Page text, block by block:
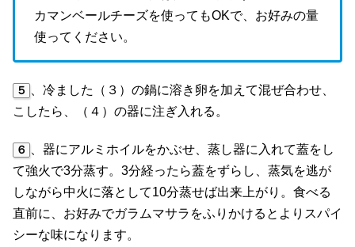
カマンベールチーズを使ってもOKで、お好みの量
使ってください。
５ 、冷ました（３）の鍋に溶き卵を加えて混ぜ合わせ、
こしたら、（４）の器に注ぎ入れる。
６ 、器にアルミホイルをかぶせ、蒸し器に入れて蓋をし
て強火で3分蒸す。3分経ったら蓋をずらし、蒸気を逃が
しながら中火に落として10分蒸せば出来上がり。食べる
直前に、お好みでガラムマサラをふりかけるとよりスパイ
シーな味になります。